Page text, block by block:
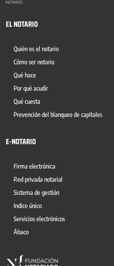
EL NOTARIO
Quién es el notario
Cómo ser notario
Qué hace
Por qué acudir
Qué cuesta
Prevención del blanqueo de capitales
E-NOTARIO
Firma electrónica
Red privada notarial
Sistema de gestión
Indice único
Servicios electrónicos
Ábaco